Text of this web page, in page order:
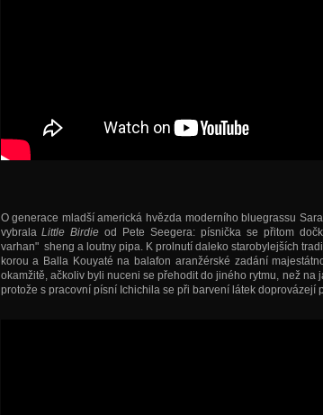
O generace mladší americká hvězda moderního bluegrassu
vybralaLittle Birdie od Pete Seegera: písnička se přitom
varhan" sheng a loutny pipa. K prolnutí daleko starobylejších
korou a Balla Kouyaté na balafon aranžérské zadání
okamžitě, ačkoliv byli nuceni se přehodit do jiného rytmu, než na
protože s pracovní písní Ichichila se při barvení látek doprovázejí